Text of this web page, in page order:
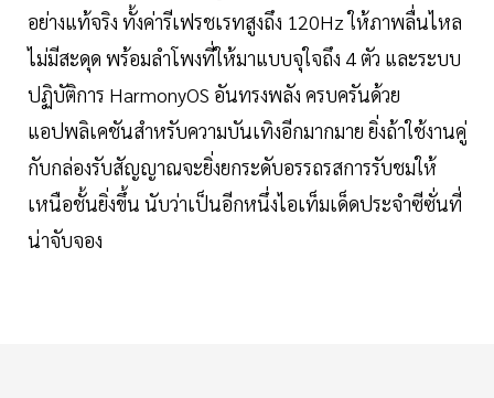
อย่างแท้จริง ทั้งค่ารีเฟรชเรทสูงถึง 120Hz ให้ภาพลื่นไหล
ไม่มีสะดุด พร้อมลำโพงที่ให้มาแบบจุใจถึง 4 ตัว และระบบ
ปฏิบัติการ HarmonyOS อันทรงพลัง ครบครันด้วย
แอปพลิเคชันสำหรับความบันเทิงอีกมากมาย ยิ่งถ้าใช้งานคู่
กับกล่องรับสัญญาณจะยิ่งยกระดับอรรถรสการรับชมให้
เหนือชั้นยิ่งขึ้น นับว่าเป็นอีกหนึ่งไอเท็มเด็ดประจำซีซั่นที่
น่าจับจอง